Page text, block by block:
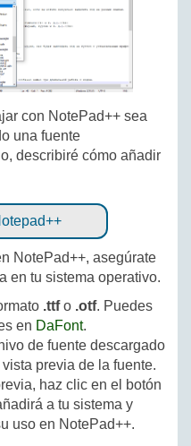
con NotePad++ sea
una fuente
describiré cómo añadir
NotePad++, asegúrate
en tu sistema operativo.
.ttfo .otf. Puedes
en DaFont.
de fuente descargado
previa de la fuente.
haz clic en el botón
a tu sistema y
uso en NotePad++.